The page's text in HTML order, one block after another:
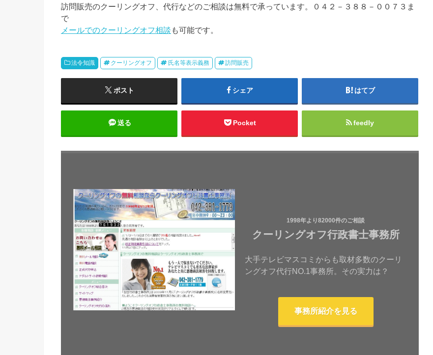
訪問販売のクーリングオフ、代行などのご相談は無料で承っています。０４２－３８８－００７３ま
で
メールでのクーリングオフ相談 も可能です。
法令知識 クーリングオフ 氏名等表示義務 訪問販売
ポスト シェア はてブ
送る Pocket feedly
1998年より82000件のご相談
クーリングオフ行政書士事務所
大手テレビマスコミからも取材多数のクーリ
ングオフ代行NO.1事務所。その実力は？
事務所紹介を見る